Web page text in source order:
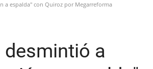
a espalda" con Quiroz por Megarreforma
desmintió a